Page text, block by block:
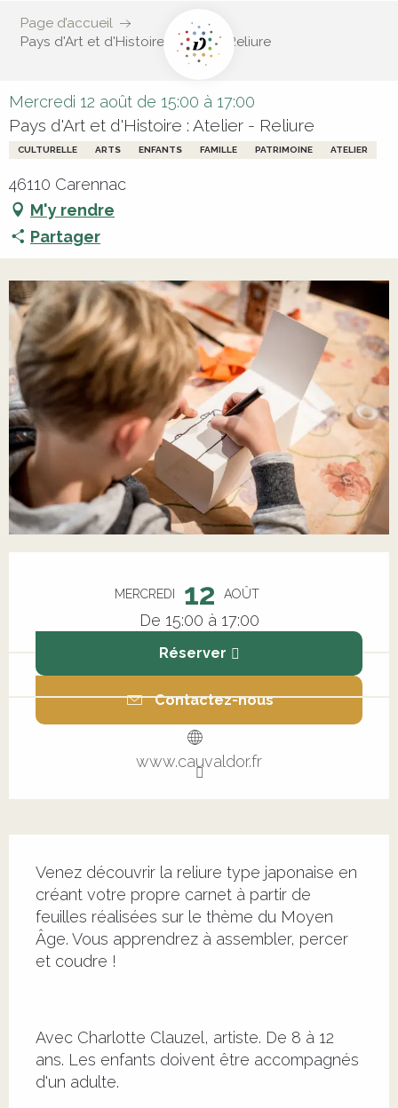
Page d’accueil
Pays d'Art et d'Histoire : Atelier - Reliure
Mercredi 12 août de 15:00 à 17:00
Pays d'Art et d'Histoire : Atelier - Reliure
CULTURELLE ARTS ENFANTS FAMILLE PATRIMOINE ATELIER
46110 Carennac
M'y rendre
Partager
MERCREDI 12 AOÛT
De 15:00 à 17:00
Réserver
Contactez-nous
www.cauvaldor.fr
Venez découvrir la reliure type japonaise en
créant votre propre carnet à partir de
feuilles réalisées sur le thème du Moyen
Âge. Vous apprendrez à assembler, percer
et coudre !
Avec Charlotte Clauzel, artiste. De 8 à 12
ans. Les enfants doivent être accompagnés
d'un adulte.